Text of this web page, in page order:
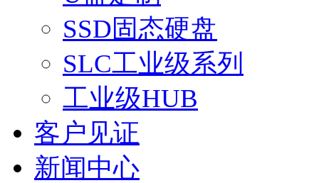
SSD固态硬盘
SLC工业级系列
工业级HUB
客户见证
新闻中心